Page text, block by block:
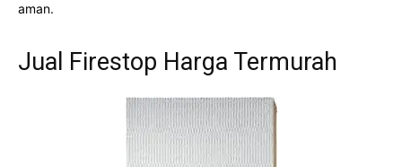
aman.
Jual Firestop Harga Termurah